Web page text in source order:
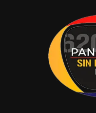
alrededores de
acuerdo a los
instalarse en la
No deje
Fondo,
en el cuadrante